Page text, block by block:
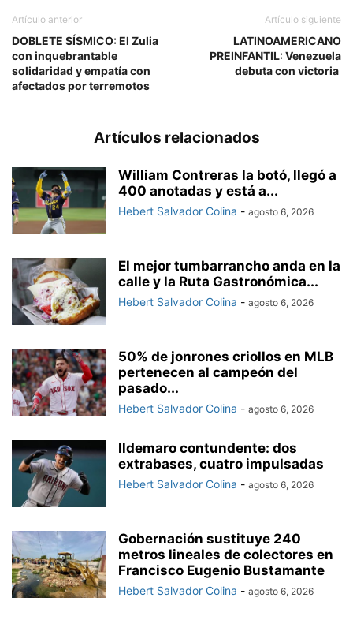
Artículo anterior
DOBLETE SÍSMICO: El Zulia
con inquebrantable
solidaridad y empatía con
afectados por terremotos
Artículo siguiente
LATINOAMERICANO
PREINFANTIL: Venezuela
debuta con victoria
Artículos relacionados
William Contreras la botó, llegó a
400 anotadas y está a...
Hebert Salvador Colina - agosto 6, 2026
El mejor tumbarrancho anda en la
calle y la Ruta Gastronómica...
Hebert Salvador Colina - agosto 6, 2026
50% de jonrones criollos en MLB
pertenecen al campeón del
pasado...
Hebert Salvador Colina - agosto 6, 2026
Ildemaro contundente: dos
extrabases, cuatro impulsadas
Hebert Salvador Colina - agosto 6, 2026
Gobernación sustituye 240
metros lineales de colectores en
Francisco Eugenio Bustamante
Hebert Salvador Colina - agosto 6, 2026